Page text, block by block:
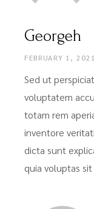
Georgeh
FEBRUARY 1, 2021
Sed ut
voluptatem
totam rem
inventore
dicta sunt
quia voluptas